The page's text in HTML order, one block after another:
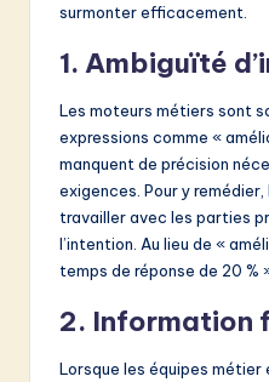
surmonter efficacement.
1. Ambiguïté
Les moteurs métiers sont
expressions comme «
manquent de précision
exigences. Pour y
travailler avec les parties
l’intention. Au lieu de «
temps de réponse de 20 %
2. Information
Lorsque les équipes